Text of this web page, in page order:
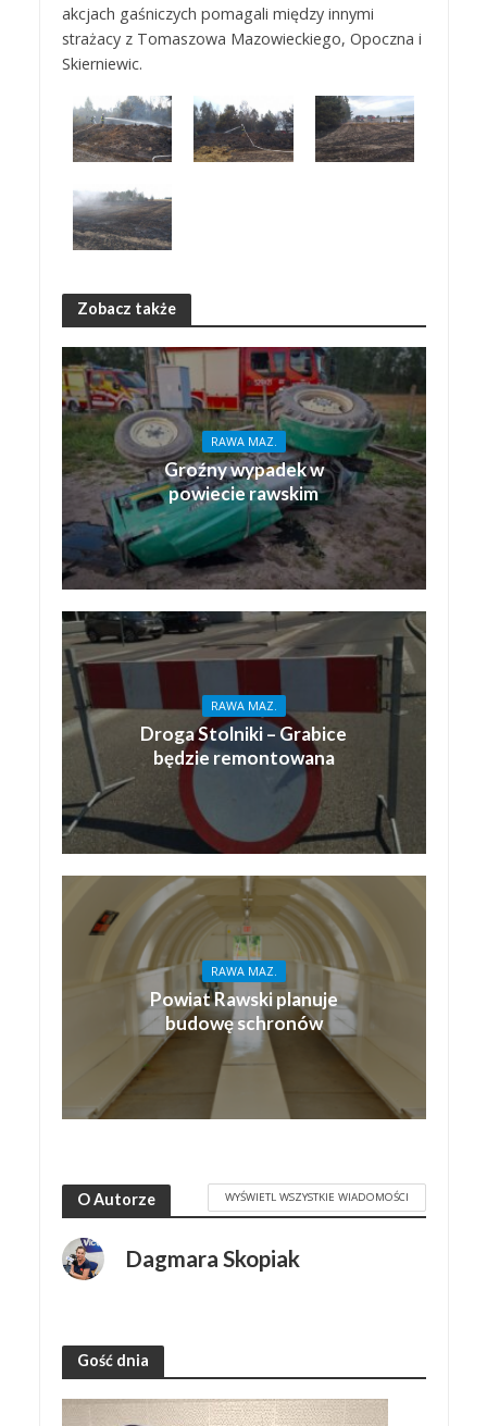
akcjach gaśniczych pomagali między innymi
strażacy z Tomaszowa Mazowieckiego, Opoczna i
Skierniewic.
Zobacz także
RAWA MAZ.
Groźny wypadek w
powiecie rawskim
RAWA MAZ.
Droga Stolniki – Grabice
będzie remontowana
RAWA MAZ.
Powiat Rawski planuje
budowę schronów
O Autorze WYŚWIETL WSZYSTKIE WIADOMOŚCI
Dagmara Skopiak
Gość dnia